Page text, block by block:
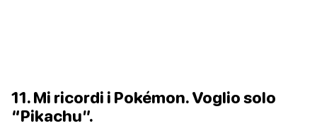
11. Mi ricordi i Pokémon. Voglio solo
“Pikachu”.